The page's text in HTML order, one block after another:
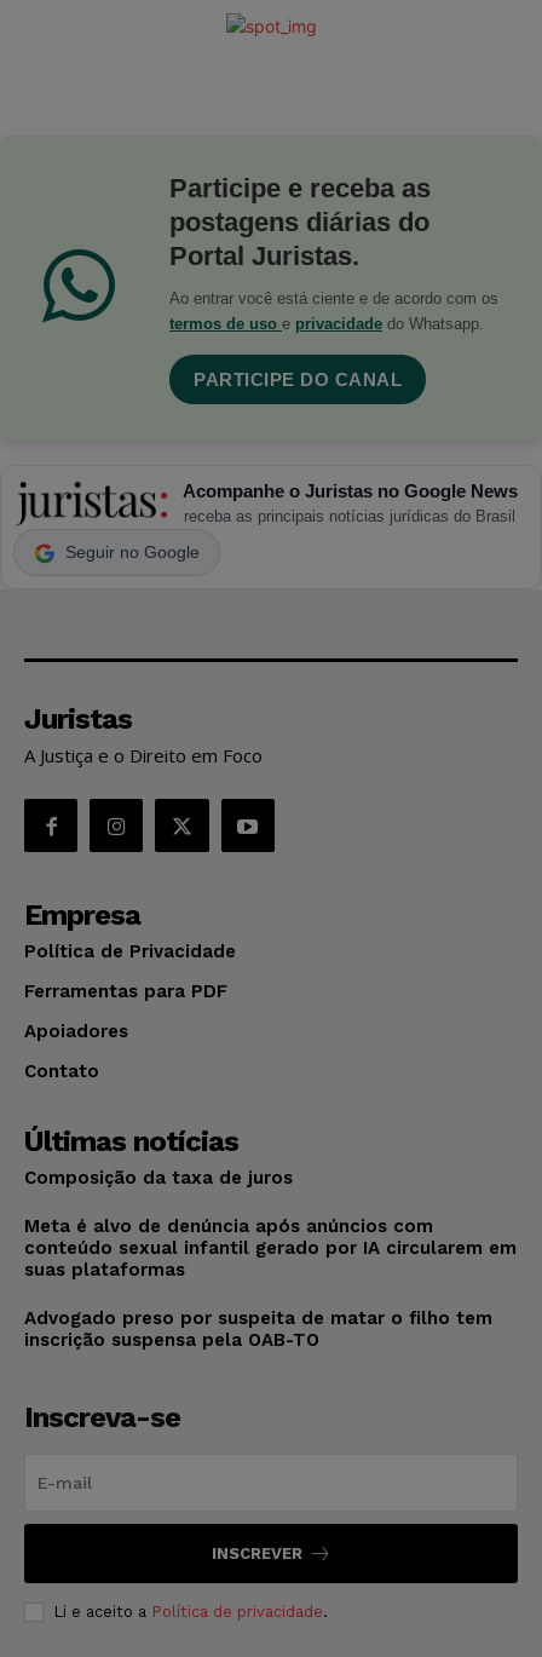
Participe e receba as
postagens diárias do
Portal Juristas.
Ao entrar você está ciente e de acordo com os
termos de uso e privacidade do Whatsapp.
PARTICIPE DO CANAL
Acompanhe o Juristas no Google News
receba as principais notícias jurídicas do Brasil
Seguir no Google
Juristas
A Justiça e o Direito em Foco
Empresa
Política de Privacidade
Ferramentas para PDF
Apoiadores
Contato
Últimas notícias
Composição da taxa de juros
Meta é alvo de denúncia após anúncios com
conteúdo sexual infantil gerado por IA circularem em
suas plataformas
Advogado preso por suspeita de matar o filho tem
inscrição suspensa pela OAB-TO
Inscreva-se
INSCREVER
Li e aceito a Política de privacidade.